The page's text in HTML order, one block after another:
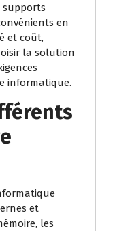
supports
en
et coût,
la solution
informatique.
et
les